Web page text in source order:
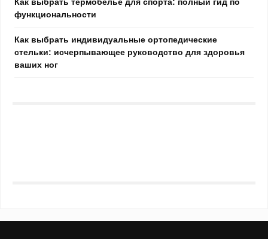
функциональности
Как выбрать индивидуальные ортопедические
стельки: исчерпывающее руководство для здоровья
ваших ног